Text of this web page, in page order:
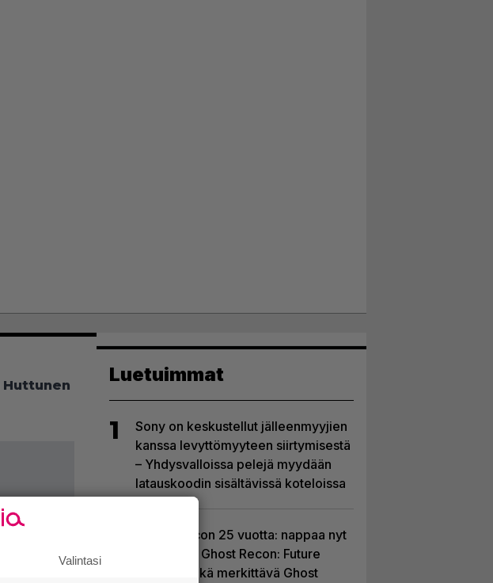
Huttunen
Luetuimmat
1
Sony on keskustellut jälleenmyyjien
kanssa levyttömyyteen siirtymisestä
– Yhdysvalloissa pelejä myydään
latauskoodin sisältävissä koteloissa
Ghost Recon 25 vuotta: nappaa nyt
ilmaiseksi Ghost Recon: Future
Soldier sekä merkittävä Ghost
Valintasi